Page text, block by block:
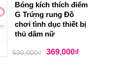
Bóng kích thích điểm
G Trứng rung Đồ
chơi tình dục thiết bị
thủ dâm nữ
530,000₫ 369,000₫